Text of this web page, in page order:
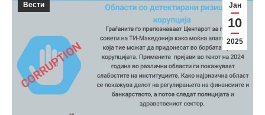
Јан
10
2025
Вести